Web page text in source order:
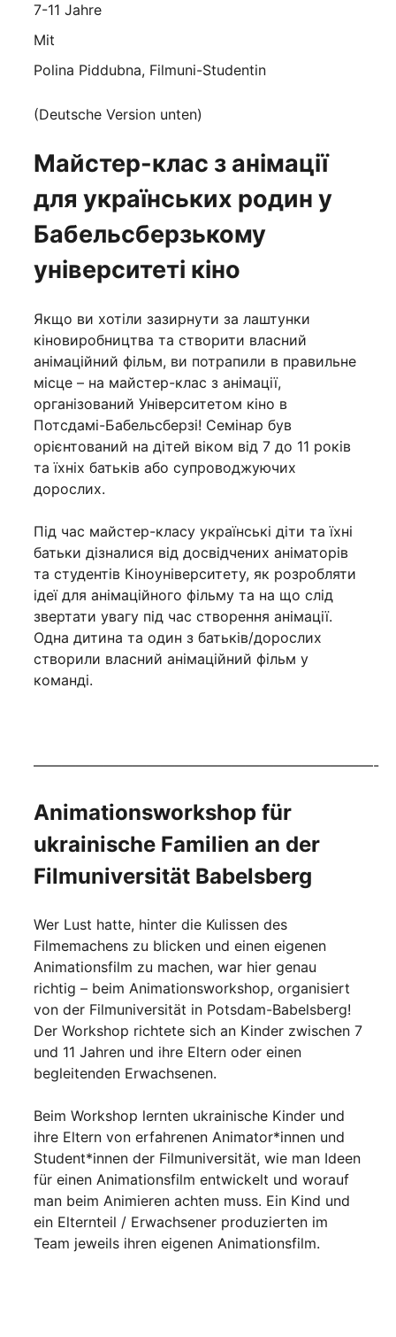
7-11 Jahre
Mit
Polina Piddubna, Filmuni-Studentin
(Deutsche Version unten)
Майстер-клас з анімації
для українських родин у
Бабельсберзькому
університеті кіно
Якщо ви хотіли зазирнути за лаштунки
кіновиробництва та створити власний
анімаційний фільм, ви потрапили в правильне
місце – на майстер-клас з анімації,
організований Університетом кіно в
Потсдамі-Бабельсберзі! Семінар був
орієнтований на дітей віком від 7 до 11 років
та їхніх батьків або супроводжуючих
дорослих.
Під час майстер-класу українські діти та їхні
батьки дізналися від досвідчених аніматорів
та студентів Кіноуніверситету, як розробляти
ідеї для анімаційного фільму та на що слід
звертати увагу під час створення анімації.
Одна дитина та один з батьків/дорослих
створили власний анімаційний фільм у
команді.
————————————————————————-
Animationsworkshop für
ukrainische Familien an der
Filmuniversität Babelsberg
Wer Lust hatte, hinter die Kulissen des
Filmemachens zu blicken und einen eigenen
Animationsfilm zu machen, war hier genau
richtig – beim Animationsworkshop, organisiert
von der Filmuniversität in Potsdam-Babelsberg!
Der Workshop richtete sich an Kinder zwischen 7
und 11 Jahren und ihre Eltern oder einen
begleitenden Erwachsenen.
Beim Workshop lernten ukrainische Kinder und
ihre Eltern von erfahrenen Animator*innen und
Student*innen der Filmuniversität, wie man Ideen
für einen Animationsfilm entwickelt und worauf
man beim Animieren achten muss. Ein Kind und
ein Elternteil / Erwachsener produzierten im
Team jeweils ihren eigenen Animationsfilm.